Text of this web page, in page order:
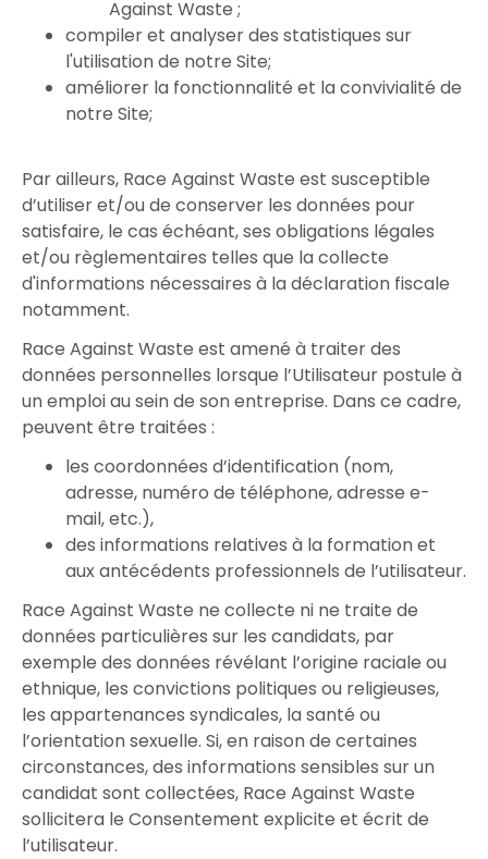
Against Waste ;
compiler et analyser des statistiques sur
l'utilisation de notre Site;
améliorer la fonctionnalité et la convivialité de
notre Site;
Par ailleurs, Race Against Waste est susceptible
d’utiliser et/ou de conserver les données pour
satisfaire, le cas échéant, ses obligations légales
et/ou règlementaires telles que la collecte
d'informations nécessaires à la déclaration fiscale
notamment.
Race Against Waste est amené à traiter des
données personnelles lorsque l’Utilisateur postule à
un emploi au sein de son entreprise. Dans ce cadre,
peuvent être traitées :
les coordonnées d’identification (nom,
adresse, numéro de téléphone, adresse e-
mail, etc.),
des informations relatives à la formation et
aux antécédents professionnels de l’utilisateur.
Race Against Waste ne collecte ni ne traite de
données particulières sur les candidats, par
exemple des données révélant l’origine raciale ou
ethnique, les convictions politiques ou religieuses,
les appartenances syndicales, la santé ou
l’orientation sexuelle. Si, en raison de certaines
circonstances, des informations sensibles sur un
candidat sont collectées, Race Against Waste
sollicitera le Consentement explicite et écrit de
l’utilisateur.